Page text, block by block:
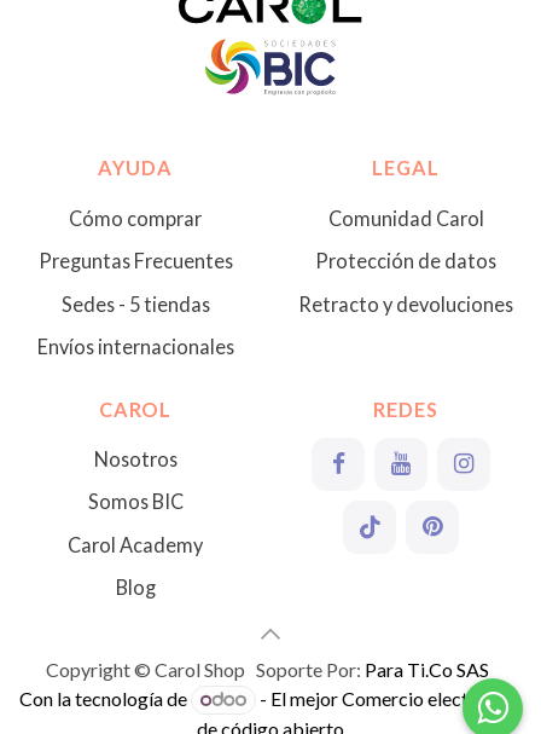
AYUDA
Cómo comprar
Preguntas Frecuentes
Sedes - 5 tiendas
Envíos internacionales
LEGAL
Comunidad Carol
Protección de datos
Retracto y devoluciones
CAROL
Nosotros
Somos BIC
Carol Academy
Blog
REDES
Copyright © Carol Shop Soporte Por: Para Ti.Co SAS
Con la tecnología de
- El mejorComercio electrónico
de código abierto